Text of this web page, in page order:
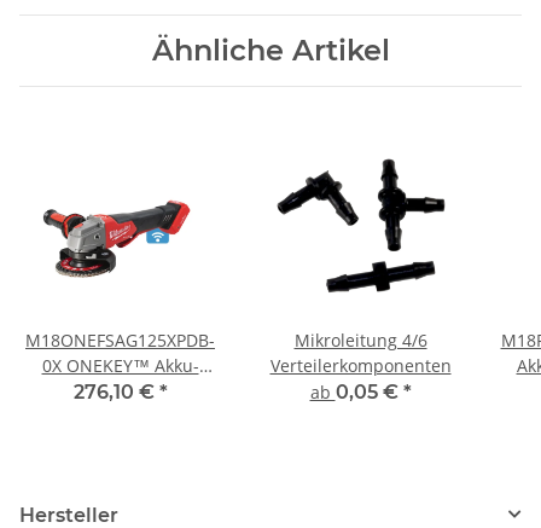
Ähnliche Artikel
M18ONEFSAG125XPDB-
0X ONEKEY™ Akku-
Sicherheits-
276,10 € *
Mikroleitung 4/6
Verteilerkomponenten
ab 0,05 € *
Hersteller